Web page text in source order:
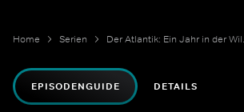
Home Serien Der
EPISODENGUIDE DETAILS